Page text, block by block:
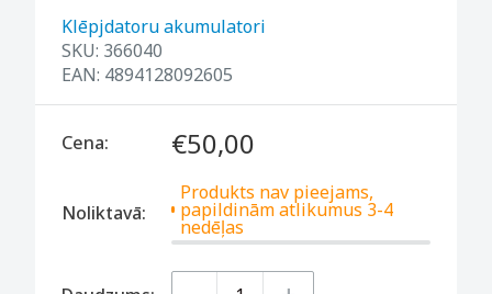
Klēpjdatoru akumulatori
SKU: 366040
EAN: 4894128092605
Cena: €50,00
Noliktavā:
Produkts nav pieejams,
papildinām atlikumus 3-4
nedēļas